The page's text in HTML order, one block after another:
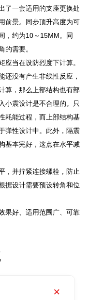
了一套适用的支座更换处
前景。同步顶升高度为可
，约为10～15MM。同
的需要。
应当在设防烈度下计算。
还没有产生非线性反应，
算，那么上部结构也有部
小震设计是不合理的。只
耗能过程，而上部结构基
弹性设计中。此外，隔震
基本完好，这点在水平减
，并拧紧连接螺栓，防止
据设计需要预设转角和位
果好、适用范围广、可靠